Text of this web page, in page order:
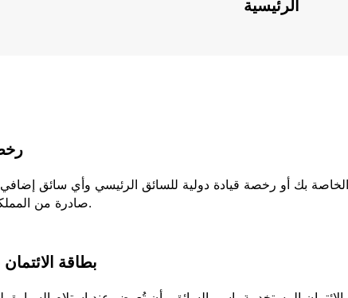
الرئيسية
بك أو رخصة قيادة دولية للسائق الرئيسي وأي سائق
صادرة من المملكة المتحدة، يجب عليك إحضار كلا الجزئين من رخصتك.
بطاقة